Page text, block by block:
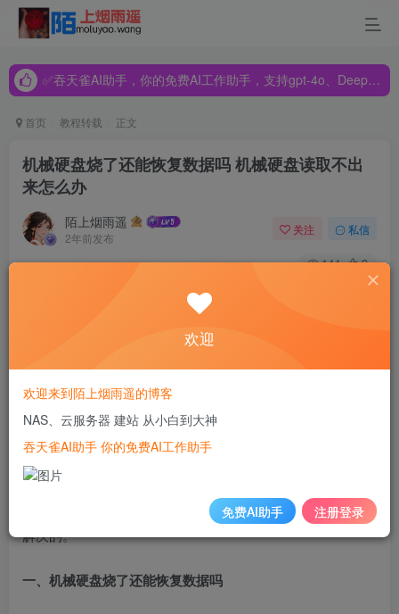
✅吞天雀AI助手，你的免费AI工作助手，支持gpt-4o、DeepSeek、Claude🔥🔥🔥🔥
✅吞天雀AI助手，你的免费AI工作助手，支持gpt-4o、DeepSeek、Claude🔥🔥🔥🔥
首页 教程转载 正文
机械硬盘烧了还能恢复数据吗 机械硬盘读取不出
来怎么办
陌上烟雨遥
2年前发布
关注 私信
144 9
Windows 10 专业版 64-bit
软件版本： EasyRecovery Professional
机械硬盘是我们电脑中的重要组成部分，它主要的功能是存
储计算机中的数据，但在使用电脑过程中，有时候会出现烧
硬盘的情况。那么，机械硬盘烧了还能恢复数据吗，机械硬
盘读取不出来怎么办，今天我们一起来学习这些问题是如何
解决的。
一、机械硬盘烧了还能恢复数据吗
欢迎
欢迎来到陌上烟雨遥的博客
NAS、云服务器 建站 从小白到大神
吞天雀AI助手 你的免费AI工作助手
免费AI助手 注册登录